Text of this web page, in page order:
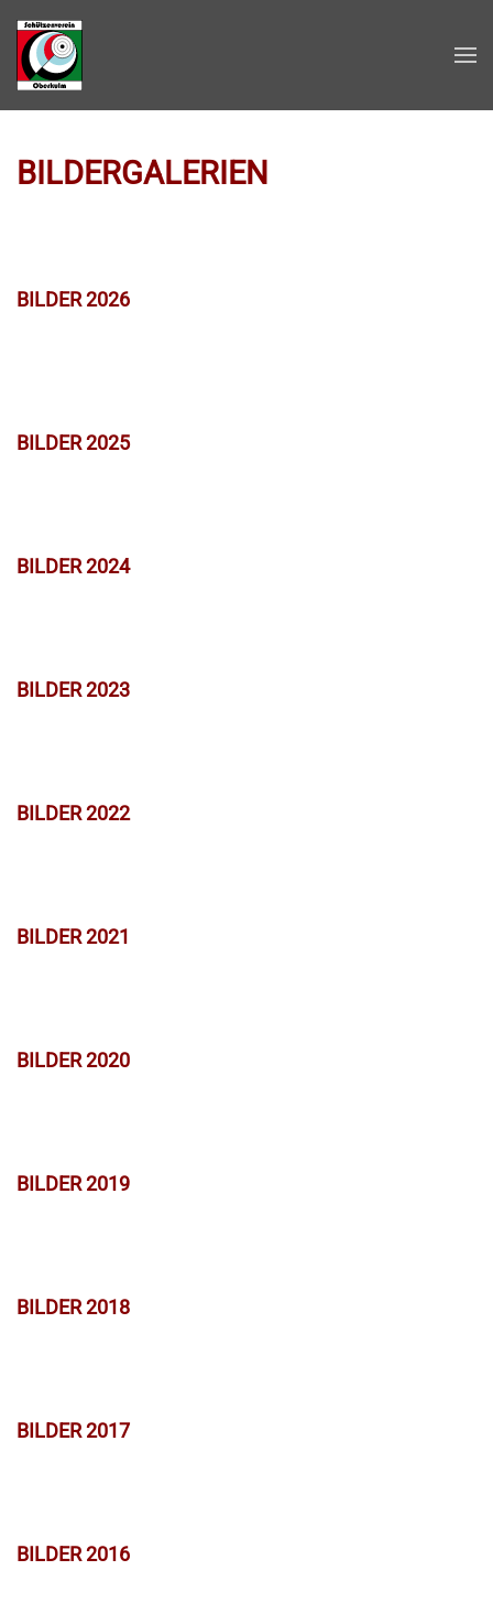
Zum Hauptinhalt springen
BILDERGALERIEN
BILDER 2026
BILDER 2025
BILDER 2024
BILDER 2023
BILDER 2022
BILDER 2021
BILDER 2020
BILDER 2019
BILDER 2018
BILDER 2017
BILDER 2016